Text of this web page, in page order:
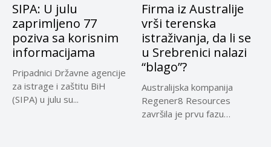
SIPA: U julu
zaprimljeno 77
poziva sa korisnim
informacijama
Pripadnici Državne agencije
za istrage i zaštitu BiH
(SIPA) u julu su...
Firma iz Australije
vrši terenska
istraživanja, da li se
u Srebrenici nalazi
“blago”?
Australijska kompanija
Regener8 Resources
završila je prvu fazu